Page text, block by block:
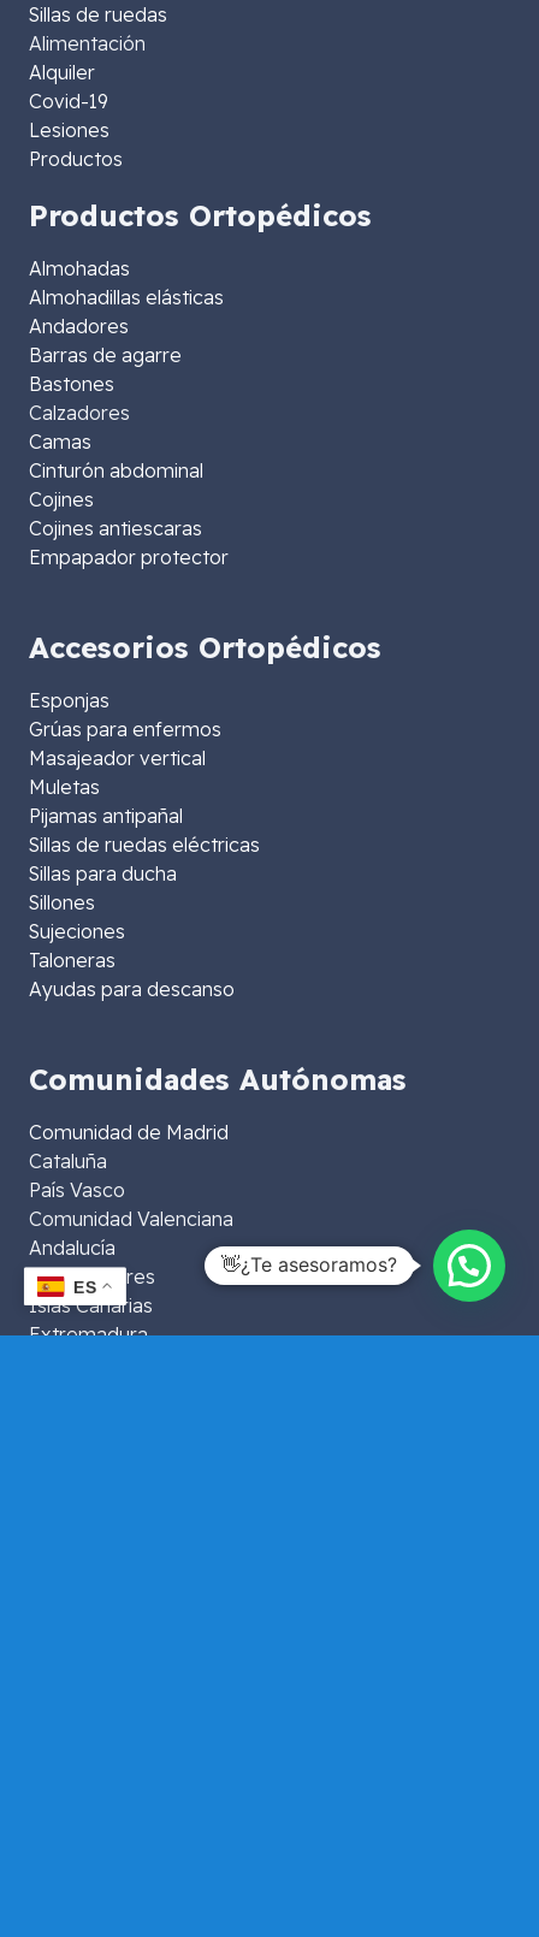
Sillas de ruedas
Alimentación
Alquiler
Covid-19
Lesiones
Productos
Productos Ortopédicos
Almohadas
Almohadillas elásticas
Andadores
Barras de agarre
Bastones
Calzadores
Camas
Cinturón abdominal
Cojines
Cojines antiescaras
Empapador protector
Accesorios Ortopédicos
Esponjas
Grúas para enfermos
Masajeador vertical
Muletas
Pijamas antipañal
Sillas de ruedas eléctricas
Sillas para ducha
Sillones
Sujeciones
Taloneras
Ayudas para descanso
Comunidades Autónomas
Comunidad de Madrid
Cataluña
País Vasco
Comunidad Valenciana
Andalucía
Islas Baleares
Islas Canarias
Extremadura
ES
👋¿Te asesoramos?